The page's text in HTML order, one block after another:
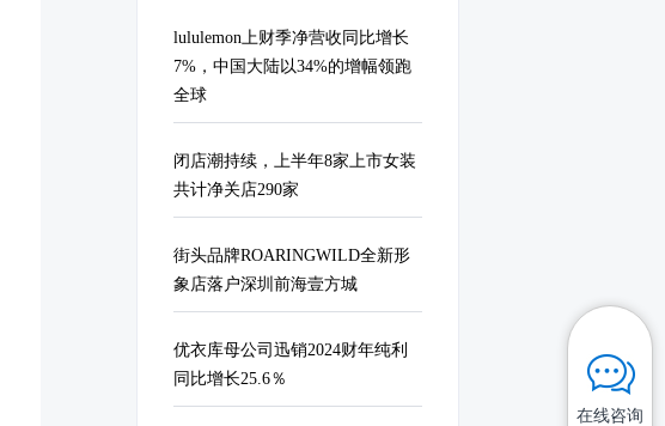
lululemon上财季净营收同比增长
7%，中国大陆以34%的增幅领跑
全球
闭店潮持续，上半年8家上市女装
共计净关店290家
街头品牌ROARINGWILD全新形
象店落户深圳前海壹方城
优衣库母公司迅销2024财年纯利
同比增长25.6％
在线咨询